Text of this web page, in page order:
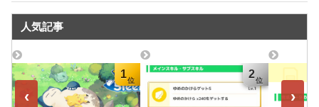
人気記事
‹
1 2
›